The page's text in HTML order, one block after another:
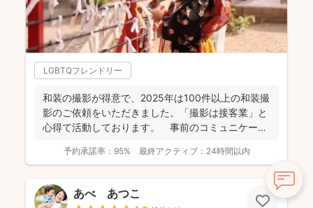
LGBTQフレンドリー
和装の撮影が得意で、2025年は100件以上の和装撮
影のご依頼をいただきました。「撮影は接客業」と
心得て活動しております。 事前のコミュニケーシ
予約承諾率： 95% 最終アクティブ： 24時間以内
あべ あつこ